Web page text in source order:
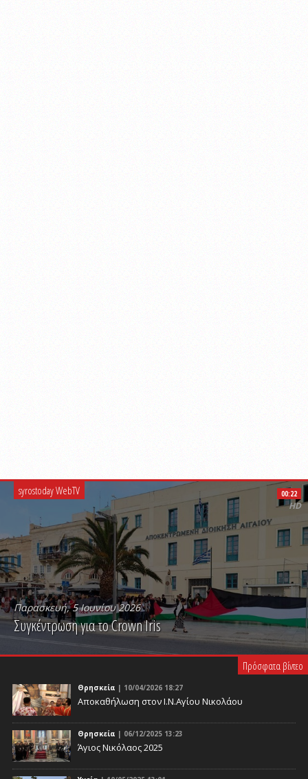
syrostoday WebTV
Παρασκευή, 5 Ιουνίου 2026
Συγκέντρωση για το Crown Iris
PLAY VIDEO
00:22
HD
Πρόσφατα βίντεο
Θρησκεία | 10/04/2026 18:27
Αποκαθήλωση στον Ι.Ν.Αγίου Νικολάου
Θρησκεία | 06/12/2025 13:23
Άγιος Νικόλαος 2025